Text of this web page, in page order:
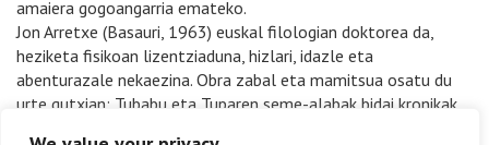
amaiera gogoangarria emateko.
Jon Arretxe (Basauri, 1963) euskal filologian doktorea da,
heziketa fisikoan lizentziaduna, hizlari, idazle eta
abenturazale nekaezina. Obra zabal eta mamitsua osatu du
urte gutxian: Tubabu eta Tuparen seme-alabak bidai kronikak,